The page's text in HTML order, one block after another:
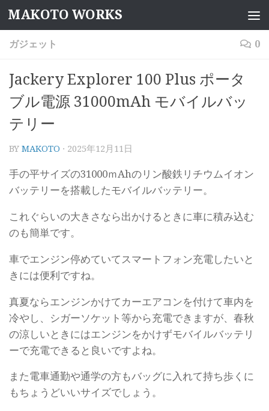
コンテンツへスキップ
MAKOTO WORKS
ガジェット 0
Jackery Explorer 100 Plus ポータ
ブル電源 31000mAh モバイルバッ
テリー
BY MAKOTO · 2025年12月11日
手の平サイズの31000ｍAhのリン酸鉄リチウムイオン
バッテリーを搭載したモバイルバッテリー。
これぐらいの大きさなら出かけるときに車に積み込む
のも簡単です。
車でエンジン停めていてスマートフォン充電したいと
きには便利ですね。
真夏ならエンジンかけてカーエアコンを付けて車内を
冷やし、シガーソケット等から充電できますが、春秋
の涼しいときにはエンジンをかけずモバイルバッテリ
ーで充電できると良いですよね。
また電車通勤や通学の方もバッグに入れて持ち歩くに
もちょうどいいサイズでしょう。